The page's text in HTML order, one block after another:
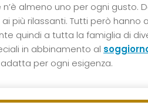
almeno uno per ogni gusto.
più rilassanti. Tutti però hanno
quindi a tutta la famiglia di
in abbinamento al
per ogni esigenza.